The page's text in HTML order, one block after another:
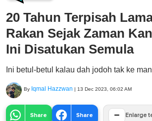
20 Tahun Terpisah
Rakan Sejak Zaman
Ini Disatukan Semula
Ini betul-betul kalau dah jodoh tak ke
By Iqmal Hazzwan | 13 Dec 2023, 06:02 AM
Share Share − Enlarge